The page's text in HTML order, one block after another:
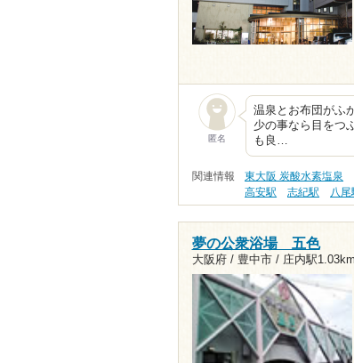
匿名
温泉とお布団がふ
少の事なら目をつ
も良…
関連情報 東大阪 炭酸水素塩泉
高安駅
志紀駅 八尾
夢の公衆浴場 五色
大阪府 / 豊中市 / 庄内駅1.03km